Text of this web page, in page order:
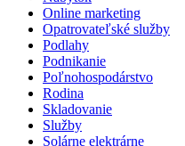
Online marketing
Opatrovateľské služby
Podlahy
Podnikanie
Poľnohospodárstvo
Rodina
Skladovanie
Služby
Solárne elektrárne